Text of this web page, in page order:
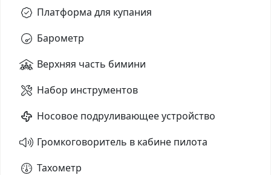
Платформа для купания
Барометр
Верхняя часть бимини
Набор инструментов
Носовое подруливающее устройство
Громкоговоритель в кабине пилота
Тахометр